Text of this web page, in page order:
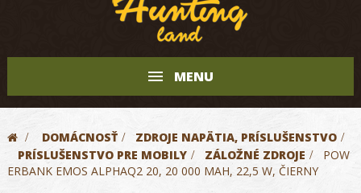
MENU
> DOMÁCNOSŤ >
ZDROJE NAPÄTIA, PRÍSLUŠENSTVO
PRÍSLUŠENSTVO PRE MOBILY > ZÁLOŽNÉ ZDROJE >
POW
ERBANK EMOS ALPHAQ2 20, 20 000 MAH, 22,5 W, ČIERNY